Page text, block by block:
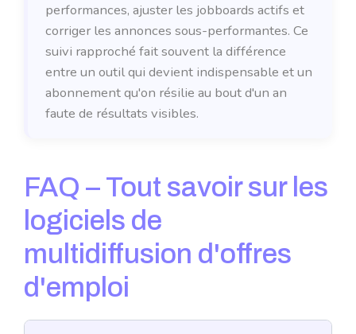
performances, ajuster les jobboards actifs et
corriger les annonces sous-performantes. Ce
suivi rapproché fait souvent la différence
entre un outil qui devient indispensable et un
abonnement qu'on résilie au bout d'un an
faute de résultats visibles.
FAQ – Tout savoir sur les
logiciels de
multidiffusion d'offres
d'emploi